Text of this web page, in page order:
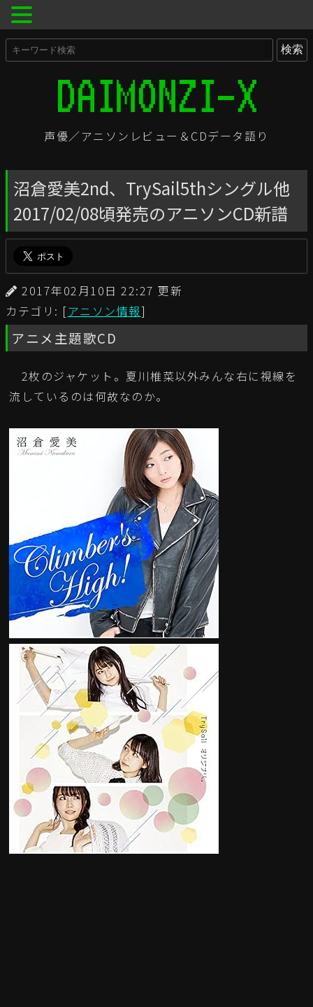
声優／アニソンレビュー＆CDデータ語り
沼倉愛美2nd、TrySail5thシングル他
2017/02/08頃発売のアニソンCD新譜
2017年02月10日 22:27 更新
カテゴリ: [アニソン情報]
アニメ主題歌CD
2枚のジャケット。夏川椎菜以外みんな右に視線を
流しているのは何故なのか。